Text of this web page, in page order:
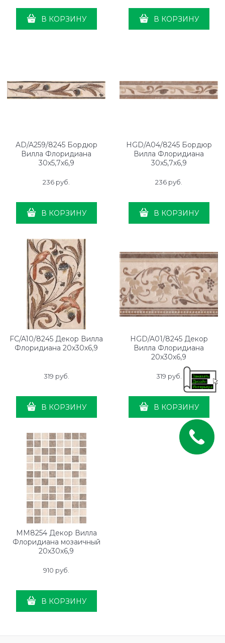
В КОРЗИНУ В КОРЗИНУ
AD/A259/8245 Бордюр
Вилла Флоридиана
30х5,7х6,9
236 руб.
В КОРЗИНУ
HGD/A04/8245 Бордюр
Вилла Флоридиана
30х5,7х6,9
236 руб.
В КОРЗИНУ
FC/A10/8245 Декор Вилла
Флоридиана 20х30х6,9
319 руб.
В КОРЗИНУ
HGD/A01/8245 Декор
Вилла Флоридиана
20х30х6,9
319 руб.
В КОРЗИНУ
MM8254 Декор Вилла
Флоридиана мозаичный
20х30х6,9
910 руб.
В КОРЗИНУ